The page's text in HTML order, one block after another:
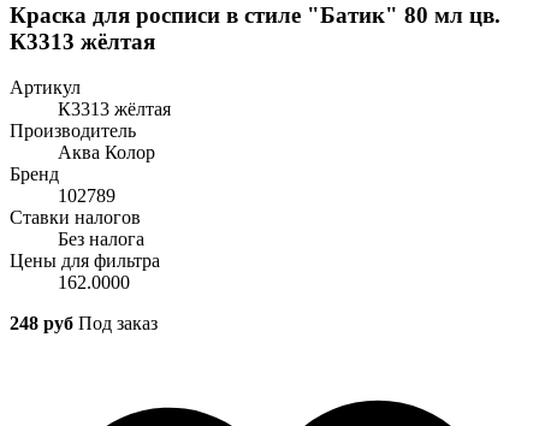
Краска для росписи в стиле "Батик" 80 мл цв.
К3313 жёлтая
Артикул
К3313 жёлтая
Производитель
Аква Колор
Бренд
102789
Ставки налогов
Без налога
Цены для фильтра
162.0000
248 руб Под заказ